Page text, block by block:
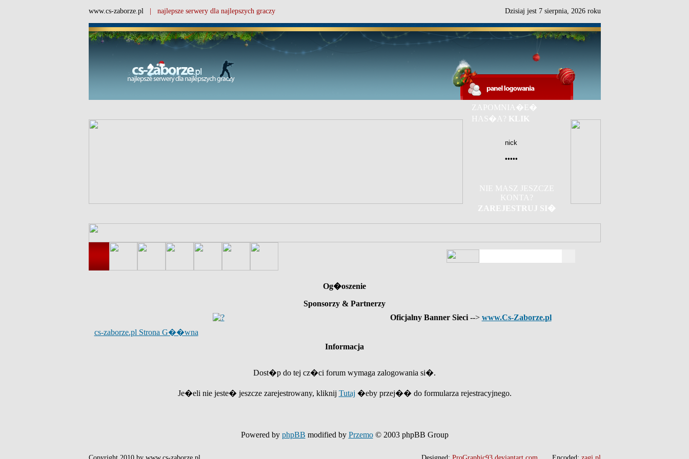
www.cs-zaborze.pl | najlepsze serwery dla najlepszych graczy Dzisiaj jest 7 sierpnia, 2026 roku
ZAPOMNIA�E�
HAS�A? KLIK
NIE MASZ JESZCZE
KONTA?
ZAREJESTRUJ SI�
Og�oszenie
Sponsorzy & Partnerzy
Oficjalny Banner Sieci --> www.Cs-Zaborze.pl
cs-zaborze.pl Strona G��wna
Informacja
Dost�p do tej cz�ci forum wymaga zalogowania si�.
Je�eli nie jeste� jeszcze zarejestrowany, kliknij Tutaj �eby przej�� do formularza rejestracyjnego.
Powered by phpBB modified by Przemo© 2003 phpBB Group